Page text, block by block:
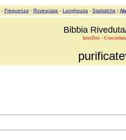
- Frequenza - Rovesciate - Lunghezza - Statistiche |
Bibbia
IntraText -